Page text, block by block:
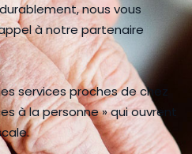
nous vous
à notre partenaire
services proches de chez
à la personne » qui ouvrent